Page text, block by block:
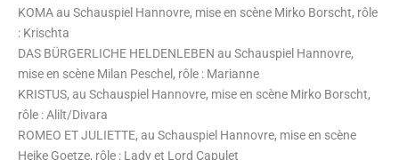
KOMA au Schauspiel Hannovre, mise en scène Mirko Borscht, rôle
: Krischta
DAS BÜRGERLICHE HELDENLEBEN au Schauspiel Hannovre,
mise en scène Milan Peschel, rôle : Marianne
KRISTUS, au Schauspiel Hannovre, mise en scène Mirko Borscht,
rôle : Alilt/Divara
ROMEO ET JULIETTE, au Schauspiel Hannovre, mise en scène
Heike Goetze, rôle : Lady et Lord Capulet